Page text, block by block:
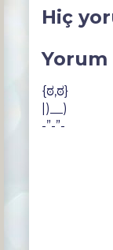
Hiç
Yorum
{ಠ,ಠ}
|)__)
-”-”-